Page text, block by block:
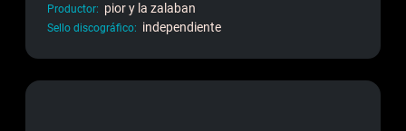
Productor pior y la zalaban
Sello discográfico independiente